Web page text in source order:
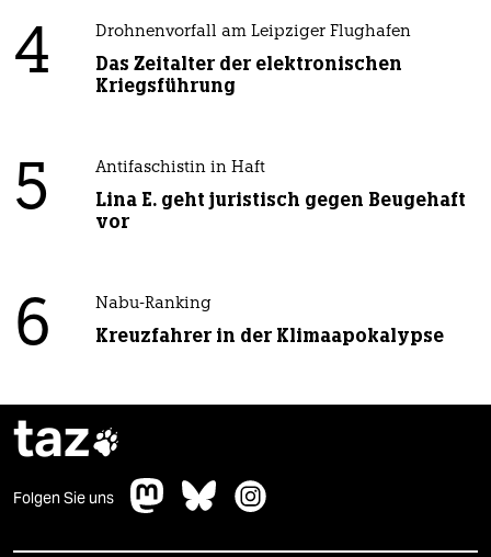
4 Drohnenvorfall am Leipziger Flughafen
Das Zeitalter der elektronischen
Kriegsführung
5 Antifaschistin in Haft
Lina E. geht juristisch gegen Beugehaft
vor
6 Nabu-Ranking
Kreuzfahrer in der Klimaapokalypse
taz
Folgen Sie uns